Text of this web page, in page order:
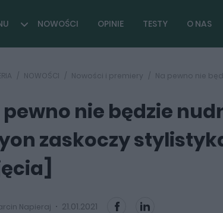
NOWOŚCI OPINIE TESTY O NAS
NOWOŚCI Nowości i premiery Na pewno nie
pewno nie będzie
zaskoczy
Napieraj 21.01.2021